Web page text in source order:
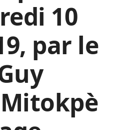
10
par le